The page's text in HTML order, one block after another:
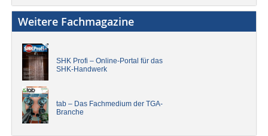
Weitere Fachmagazine
SHK Profi – Online-Portal für das
SHK-Handwerk
tab – Das Fachmedium der TGA-
Branche